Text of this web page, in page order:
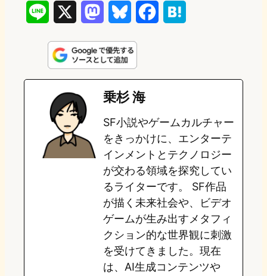
n
e
s
t
o
d
o
n
u
e
s
k
y
e
o
o
k
e
a
乗杉 海
SF小説やゲームカルチャー
をきっかけに、エンターテ
インメントとテクノロジー
が交わる領域を探究してい
るライターです。 SF作品
が描く未来社会や、ビデオ
ゲームが生み出すメタフィ
クション的な世界観に刺激
を受けてきました。現在
は、AI生成コンテンツや